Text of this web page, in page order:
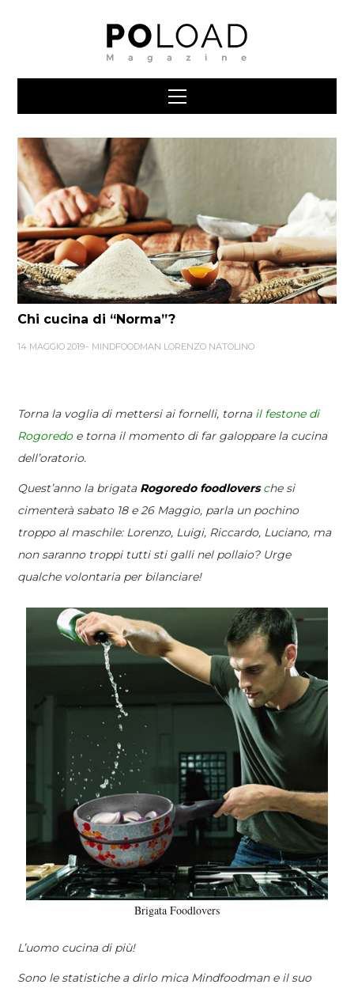
Chi cucina di “Norma”?
14 MAGGIO 2019 MINDFOODMAN LORENZO NATOLINO
Torna la voglia di mettersi ai fornelli, torna il festone di
Rogoredo e torna il momento di far galoppare la cucina
dell’oratorio.
Quest’anno la brigata Rogoredo foodloversche si
cimenterà sabato 18 e 26 Maggio, parla un pochino
troppo al maschile: Lorenzo, Luigi, Riccardo, Luciano, ma
non saranno troppi tutti sti galli nel pollaio? Urge
qualche volontaria per bilanciare!
Brigata Foodlovers
L’uomo cucina di più!
Sono le statistiche a dirlo mica Mindfoodman e il suo